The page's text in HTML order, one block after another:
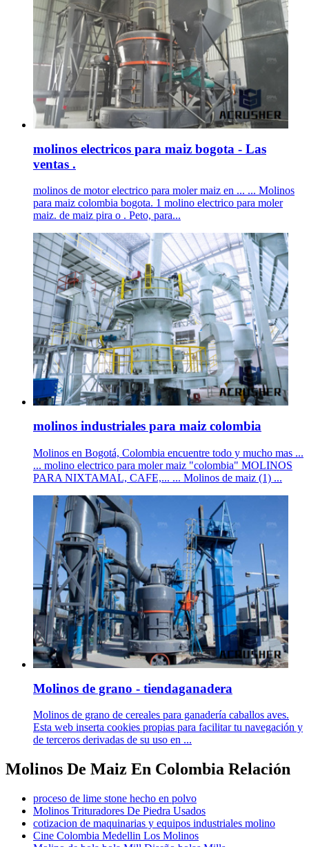
molinos electricos para maiz bogota - Las
ventas .
molinos de motor electrico para moler maiz en ... ... Molinos
para maiz colombia bogota. 1 molino electrico para moler
maiz. de maiz pira o . Peto, para...
molinos industriales para maiz colombia
Molinos en Bogotá, Colombia encuentre todo y mucho mas ...
... molino electrico para moler maiz "colombia" MOLINOS
PARA NIXTAMAL, CAFE,... ... Molinos de maiz (1) ...
Molinos de grano - tiendaganadera
Molinos de grano de cereales para ganadería caballos aves.
Esta web inserta cookies propias para facilitar tu navegación y
de terceros derivadas de su uso en ...
Molinos De Maiz En Colombia Relación
proceso de lime stone hecho en polvo
Molinos Trituradores De Piedra Usados
cotizacion de maquinarias y equipos industriales molino
Cine Colombia Medellin Los Molinos